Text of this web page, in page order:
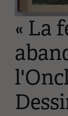
« La